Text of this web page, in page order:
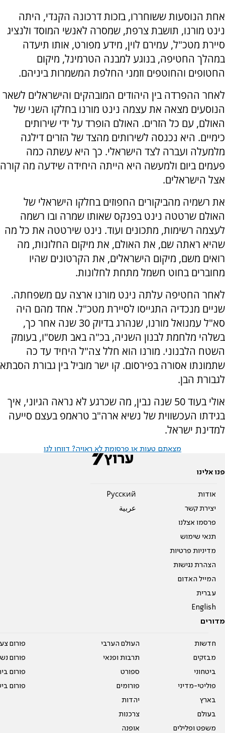
אחת הנוסעות ששוחררו, בזכות דרכונה הקנדי, היתה
נינט מורנו, תושבת צרפת, שמסרה לאנשי המוסד ולנציג
סיירת מטכ"ל, עמירם לוין, מידע מפורט, אותו תיעדה
במהלך החטיפה, בנוגע למבנה הטרמינל, מיקום
החטופים והחוטפים וזמני החלפת המשמרות ביניהם.
לאחר ההפרדה בין היהודים המובהקים והישראלים לשאר
הנוסעים מצאה את עצמה נינט מורנו בחלקו השני של
האולם, עם כל הזרים. האולם הופרד על ידי שירותים
כימיים. היא נכנסה לשירותים מהצד של הזרים דילגה
מלמעלה ועברה לצד הישראלי. כך היא עשתה כמה
פעמים ביום ולמעשה היא הייתה היחידה שידעה מה קורה
אצל הישראלים.
את רשמיה מהביקורים החפוזים בחלקו הישראלי של
האולם שרטטה נינט בפנקס שאותו שמרה ובו רשמה
לעצמה רשימות, מתכונים ועוד. נינט שירטטה את כל מה
שהיא ראתה שם, את האולם, את מיקום החלונות, מה
רואים משם, מיקום הישראלים, את הקרטונים שהיו
מחוברים בחוט חשמל מתחת לחלונות.
לאחר החטיפה עלתה נינט מורנו ארצה עם משפחתה.
שניים מנכדיה התגייסו לסיירת מטכ"ל. אחד מהם היה
סא"ל עמנואל מורנו, שנהרג בדיוק 30 שנה אחר כך,
בשלהי מלחמת לבנון השניה, בכ"ה באב תשס"ו, בעומק
השטח הלבנוני. מורנו הוא חלל צה"ל היחיד עד כה
שתמונתו אסורה בפירסום. קו ישר מוביל בין גבורת הסבתא
לגבורת הבן.
אולי בעוד 50 שנה נבין, מה שכרגע לא נראה הגיוני, איך
בגידתו העכשווית של נשיא ארה"ב טראמפ בעצם סייעה
למדינת ישראל.
מצאתם טעות או פרסומת לא ראויה? דווחו לנו
פנו אלינו
אודות
יצירת קשר
פרסמו אצלנו
תנאי שימוש
מדיניות פרטיות
הצהרת נגישות
המייל האדום
עברית
English
Pусский
عربية
מדורים
חדשות
מבזקים
ביטחוני
פוליטי-מדיני
בארץ
בעולם
משפט ופלילים
העולם הערבי
תרבות ופנאי
ספורט
פורומים
יהדות
צרכנות
אופנה
פורום
פורום
פורום
פורום